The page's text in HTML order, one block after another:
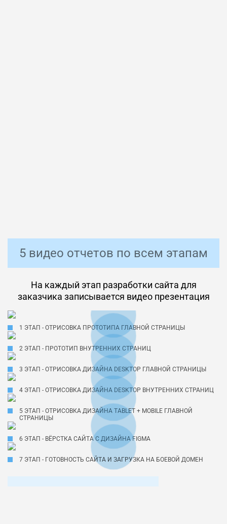
5 видео отчетов по всем этапам
На каждый этап разработки сайта для
заказчика записывается видео презентация
1 ЭТАП - ОТРИСОВКА ПРОТОТИПА ГЛАВНОЙ СТРАНИЦЫ
2 ЭТАП - ПРОТОТИП ВНУТРЕННИХ СТРАНИЦ
3 ЭТАП - ОТРИСОВКА ДИЗАЙНА DESKTOP ГЛАВНОЙ СТРАНИЦЫ
4 ЭТАП - ОТРИСОВКА ДИЗАЙНА DESKTOP ВНУТРЕННИХ СТРАНИЦ
5 ЭТАП - ОТРИСОВКА ДИЗАЙНА TABLET + MOBILE ГЛАВНОЙ
СТРАНИЦЫ
6 ЭТАП - ВЁРСТКА САЙТА С ДИЗАЙНА FIGMA
7 ЭТАП - ГОТОВНОСТЬ САЙТА И ЗАГРУЗКА НА БОЕВОЙ ДОМЕН